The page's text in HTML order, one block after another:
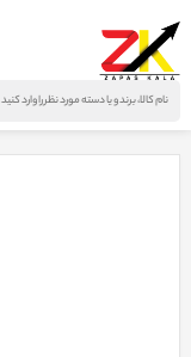
خانه لوازم برقی T300